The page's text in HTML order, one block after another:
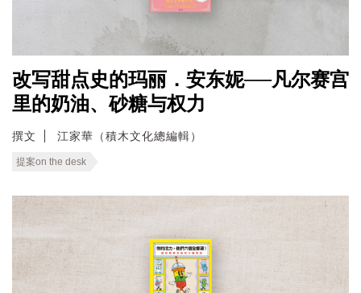
改写甜点史的玛丽．安东妮──凡尔赛宫
里的奶油、砂糖与权力
撰文 江家華（積木文化總編輯）
提案on the desk